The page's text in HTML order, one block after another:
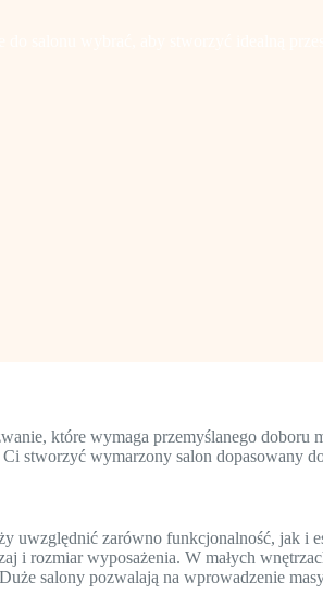
które wymaga przemyślanego doboru
stworzyć wymarzony salon dopasowany
uwzględnić zarówno funkcjonalność, jak i
i rozmiar wyposażenia. W małych
salony pozwalają na wprowadzenie